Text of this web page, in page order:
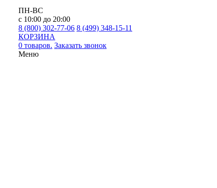
ПН-ВС
с 10:00 до 20:00
8 (800) 302-77-06 8 (499) 348-15-11
КОРЗИНА
0 товаров. Заказать звонок
Меню